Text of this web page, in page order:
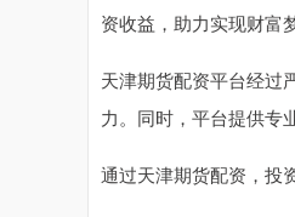
资收益，助力实现财富
天津期货配资平台经过
力。同时，平台提供专
通过天津期货配资，投